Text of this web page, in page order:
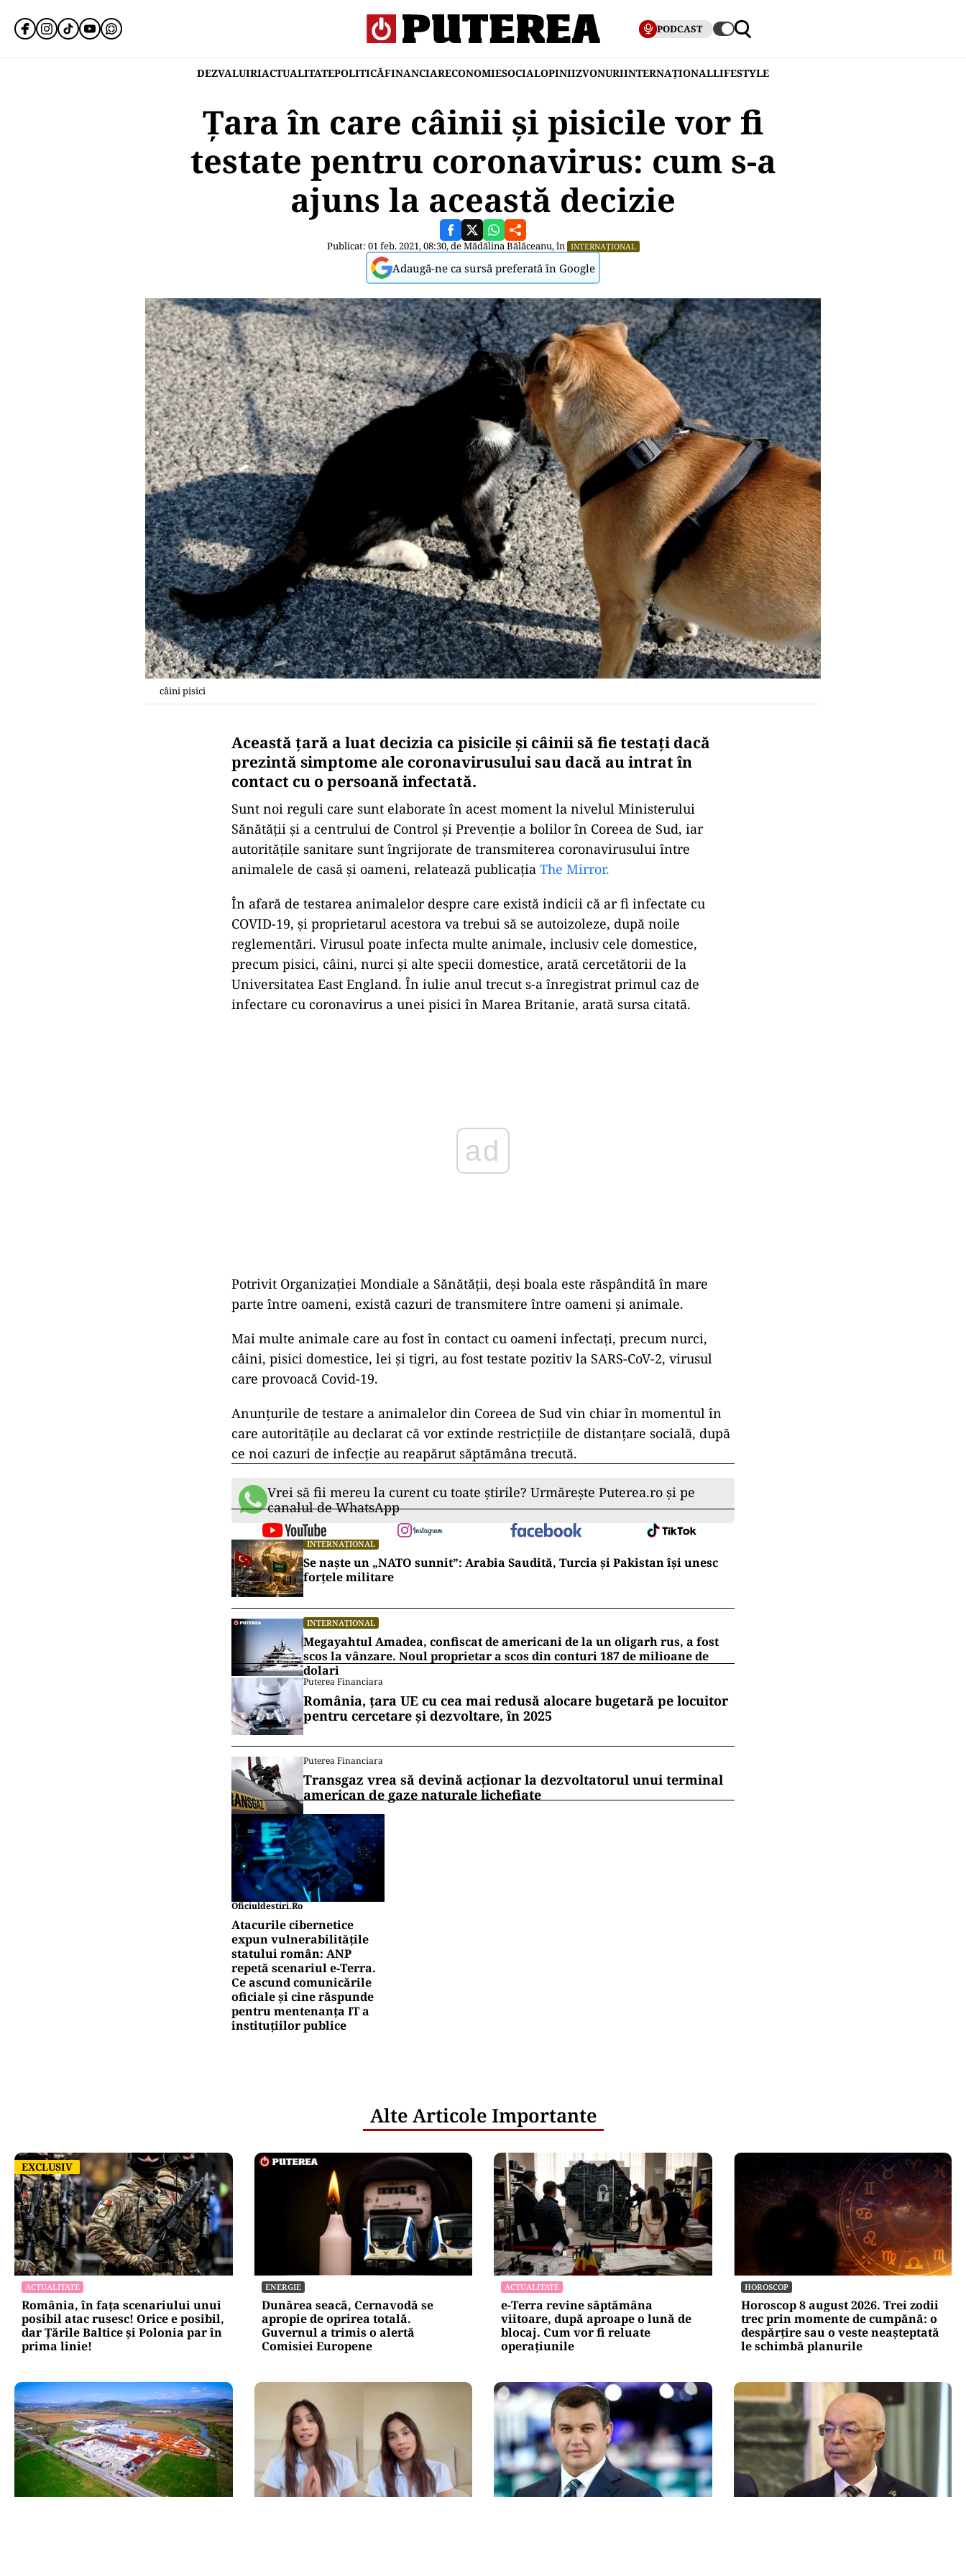
PODCAST
DEZVALUIRIACTUALITATEPOLITICĂFINANCIARECONOMIESOCIALOPINIIZVONURIINTERNAȚIONALLIFESTYLE
Țara în care câinii și pisicile vor fi
testate pentru coronavirus: cum s-a
ajuns la această decizie
Publicat: 01 feb. 2021, 08:30, deMădălina Bălăceanu, în INTERNAȚIONAL
Adaugă-ne ca sursă preferată în Google
câini pisici
Această țară a luat decizia ca pisicile și câinii să fie testați dacă
prezintă simptome ale coronavirusului sau dacă au intrat în
contact cu o persoană infectată.
Sunt noi reguli care sunt elaborate în acest moment la nivelul Ministerului
Sănătății și a centrului de Control și Prevenție a bolilor în Coreea de Sud, iar
autoritățile sanitare sunt îngrijorate de transmiterea coronavirusului între
animalele de casă și oameni, relatează publicația The Mirror.
În afară de testarea animalelor despre care există indicii că ar fi infectate cu
COVID-19, și proprietarul acestora va trebui să se autoizoleze, după noile
reglementări. Virusul poate infecta multe animale, inclusiv cele domestice,
precum pisici, câini, nurci și alte specii domestice, arată cercetătorii de la
Universitatea East England. În iulie anul trecut s-a înregistrat primul caz de
infectare cu coronavirus a unei pisici în Marea Britanie, arată sursa citată.
Potrivit Organizației Mondiale a Sănătății, deși boala este răspândită în mare
parte între oameni, există cazuri de transmitere între oameni și animale.
Mai multe animale care au fost în contact cu oameni infectați, precum nurci,
câini, pisici domestice, lei și tigri, au fost testate pozitiv la SARS-CoV-2, virusul
care provoacă Covid-19.
Anunțurile de testare a animalelor din Coreea de Sud vin chiar în momentul în
care autoritățile au declarat că vor extinde restricțiile de distanțare socială, după
ce noi cazuri de infecție au reapărut săptămâna trecută.
Vrei să fii mereu la curent cu toate știrile? Urmărește Puterea.ro și pe
canalul de WhatsApp
INTERNAȚIONAL
Se naște un „NATO sunnit”: Arabia Saudită, Turcia și Pakistan își unesc
forțele militare
INTERNAȚIONAL
Megayahtul Amadea, confiscat de americani de la un oligarh rus, a fost
scos la vânzare. Noul proprietar a scos din conturi 187 de milioane de
dolari
Puterea Financiara
România, țara UE cu cea mai redusă alocare bugetară pe locuitor
pentru cercetare și dezvoltare, în 2025
Puterea Financiara
Transgaz vrea să devină acționar la dezvoltatorul unui terminal
american de gaze naturale lichefiate
Oficiuldestiri.ro
Atacurile cibernetice
expun vulnerabilitățile
statului român: ANP
repetă scenariul e‑Terra.
Ce ascund comunicările
oficiale și cine răspunde
pentru mentenanța IT a
instituțiilor publice
Alte Articole Importante
EXCLUSIV
EXCLUSIV
ACTUALITATE
România, în fața scenariului unui
posibil atac rusesc! Orice e posibil,
dar Țările Baltice și Polonia par în
prima linie!
ENERGIE
Dunărea seacă, Cernavodă se
apropie de oprirea totală.
Guvernul a trimis o alertă
Comisiei Europene
ACTUALITATE
e-Terra revine săptămâna
viitoare, după aproape o lună de
blocaj. Cum vor fi reluate
operațiunile
HOROSCOP
Horoscop 8 august 2026. Trei zodii
trec prin momente de cumpănă: o
despărțire sau o veste neașteptată
le schimbă planurile